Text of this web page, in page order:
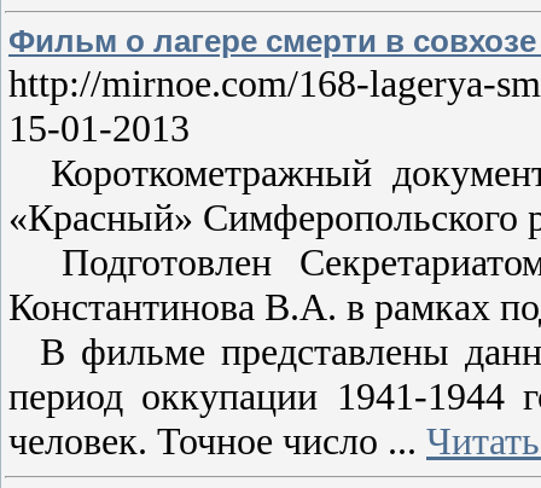
Фильм о лагере смерти в
http://mirnoe.com/168-lagerya-
15-01-2013
Короткометражный
«Красный» Симферопольского
Подготовлен
Константинова В.А. в рамках
В фильме представлены
период оккупации 1941-1944
человек. Точное число ...